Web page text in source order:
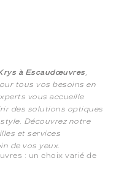
à Escaudœuvres,
tous vos besoins en
vous accueille
des solutions optiques
Découvrez notre
et services
de vos yeux.
: un choix varié de